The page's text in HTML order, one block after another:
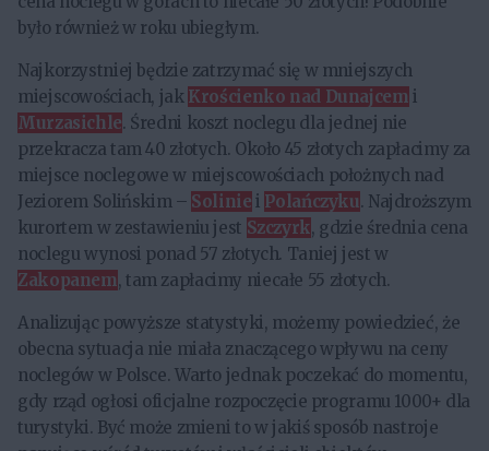
było również w roku ubiegłym.
Najkorzystniej będzie zatrzymać się w mniejszych
miejscowościach, jak Krościenko nad Dunajcem i
Murzasichle. Średni koszt noclegu dla jednej nie
przekracza tam 40 złotych. Około 45 złotych zapłacimy za
miejsce noclegowe w miejscowościach położnych nad
Jeziorem Solińskim – Solinie i Polańczyku. Najdroższym
kurortem w zestawieniu jest Szczyrk, gdzie średnia cena
noclegu wynosi ponad 57 złotych. Taniej jest w
Zakopanem, tam zapłacimy niecałe 55 złotych.
Analizując powyższe statystyki, możemy powiedzieć, że
obecna sytuacja nie miała znaczącego wpływu na ceny
noclegów w Polsce. Warto jednak poczekać do momentu,
gdy rząd ogłosi oficjalne rozpoczęcie programu 1000+ dla
turystyki. Być może zmieni to w jakiś sposób nastroje